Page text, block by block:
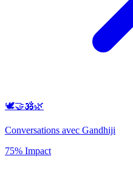
🕊️🤝🕉️🌿
Conversations avec Gandhiji
75% Impact